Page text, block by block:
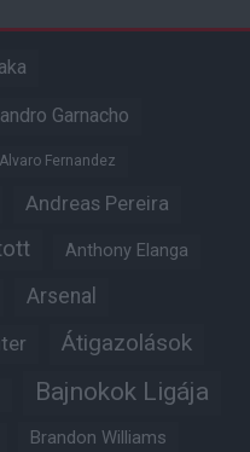
Garnacho
Alvaro Fernandez
Andreas Pereira
Anthony Elanga
Arsenal
Átigazolások
Bajnokok Ligája
Brandon Williams